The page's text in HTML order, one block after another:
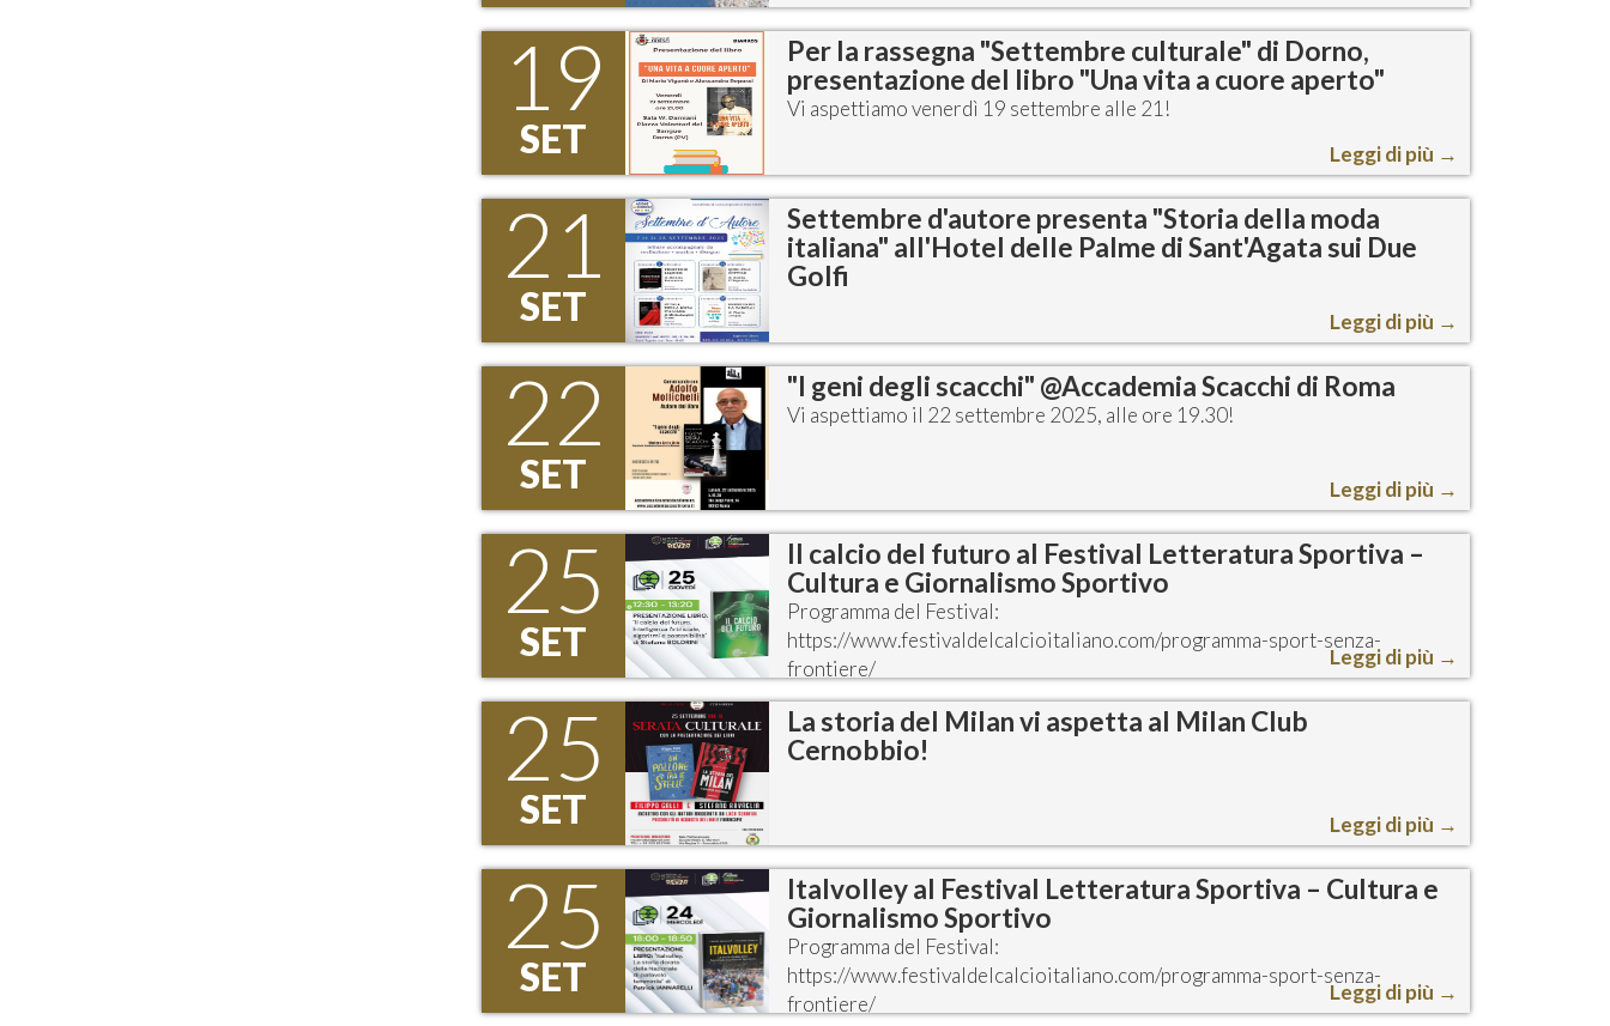
19
SET
Per la rassegna "Settembre culturale" di Dorno,
presentazione del libro "Una vita a cuore aperto"
Vi aspettiamo venerdì 19 settembre alle 21!
Leggi di più →
21
SET
Settembre d'autore presenta "Storia della moda
italiana" all'Hotel delle Palme di Sant'Agata sui Due
Golfi
Leggi di più →
22
SET
"I geni degli scacchi" @Accademia Scacchi di Roma
Vi aspettiamo il 22 settembre 2025, alle ore 19.30!
Leggi di più →
25
SET
Il calcio del futuro al Festival Letteratura Sportiva –
Cultura e Giornalismo Sportivo
Programma del Festival:
https://www.festivaldelcalcioitaliano.com/programma-sport-senza-
frontiere/
Leggi di più →
25
SET
La storia del Milan vi aspetta al Milan Club
Cernobbio!
Leggi di più →
25
SET
Italvolley al Festival Letteratura Sportiva – Cultura e
Giornalismo Sportivo
Programma del Festival:
https://www.festivaldelcalcioitaliano.com/programma-sport-senza-
frontiere/
Leggi di più →